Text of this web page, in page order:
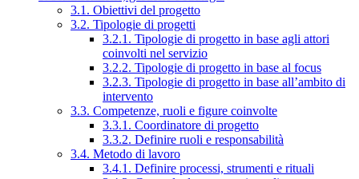
3.1. Obiettivi del progetto
3.2. Tipologie di progetti
3.2.1. Tipologie di progetto in base agli attori
coinvolti nel servizio
3.2.2. Tipologie di progetto in base al focus
3.2.3. Tipologie di progetto in base all’ambito di
intervento
3.3. Competenze, ruoli e figure coinvolte
3.3.1. Coordinatore di progetto
3.3.2. Definire ruoli e responsabilità
3.4. Metodo di lavoro
3.4.1. Definire processi, strumenti e rituali